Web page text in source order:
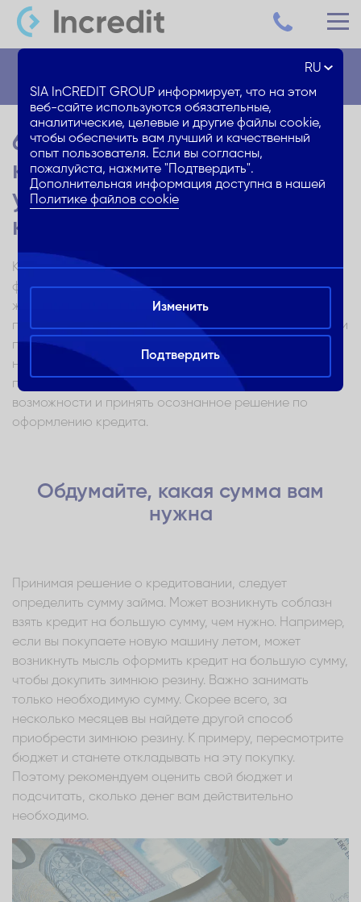
6 советов по
кредитованию: что нужно
учитывать, оформляя
кредит?
Кредит может быть полезным инструментом для
финансирования различных расходов, от улучшения
жилищных условий до оплаты обучения. Однако
прежде чем брать кредит, следует оценить все риски и
принять взвешенное решение. В этой статье вы
найдете шесть советов по кредитованию, которые
помогут взвесить все за и против, рассмотреть все
возможности и принять осознанное решение по
оформлению кредита.
Обдумайте, какая сумма вам
нужна
Принимая решение о кредитовании, следует
определить сумму займа. Может возникнуть соблазн
взять кредит на большую сумму, чем нужно. Например,
если вы покупаете новую машину летом, может
возникнуть мысль оформить кредит на большую сумму,
чтобы докупить зимнюю резину. Важно занимать
только необходимую сумму. Скорее всего, за
несколько месяцев вы найдете другой способ
приобрести зимнюю резину. К примеру, пересмотрите
бюджет и станете откладывать на эту покупку.
Поэтому рекомендуем оценить свой бюджет и
подсчитать, сколько денег вам действительно
необходимо.
RU
SIA InCREDIT GROUP информирует, что на этом
веб-сайте используются обязательные,
аналитические, целевые и другие файлы cookie,
чтобы обеспечить вам лучший и качественный
опыт пользователя. Если вы согласны,
пожалуйста, нажмите "Подтвердить".
Дополнительная информация доступна в нашей
Политике файлов cookie
Изменить
Подтвердить